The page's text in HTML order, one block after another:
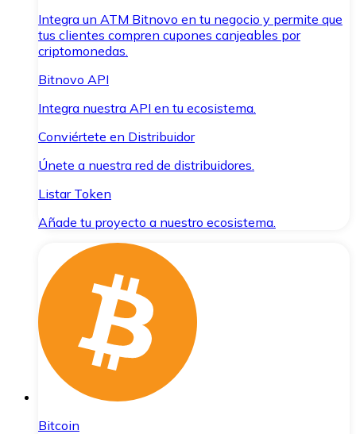
Integra un ATM Bitnovo en tu negocio y permite que
tus clientes compren cupones canjeables por
criptomonedas.
Bitnovo API
Integra nuestra API en tu ecosistema.
Conviértete en Distribuidor
Únete a nuestra red de distribuidores.
Listar Token
Añade tu proyecto a nuestro ecosistema.
Bitcoin